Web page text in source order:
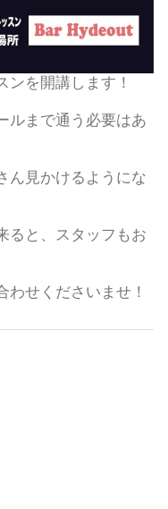
ンを開講します！
ルまで通う必要はあ
ん見かけるようにな
ると、スタッフもお
わせくださいませ！